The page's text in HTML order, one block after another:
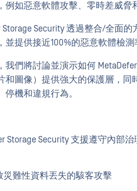
例如惡意軟體攻擊、零時差威脅
Storage Security 透過整合/全面
提供接近100%的惡意軟體檢測
們將討論並演示如何
和圖像）提供強大的保護層，
機和違規行為。
Storage Security 支援遵守內部
災難性資料丟失的駭客攻擊